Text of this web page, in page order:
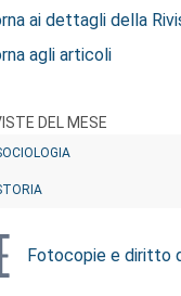
ai dettagli della
agli articoli
DEL MESE
Fotocopie e diritto